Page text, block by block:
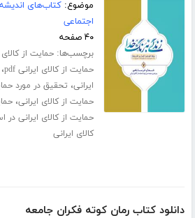
موضوع:کتاب‌های
اجتماعی
۴۰ صفحه
برچسب‌ها:حمایت از کالای
حمایت از کالای ایرانی pdf ،
ایرانی، تحقیق در مورد
حمایت از کالای ایرانی،
حمایت از کالای ایرانی در
کالای ایرانی
دانلود کتاب رمان کوته فکران جامعه